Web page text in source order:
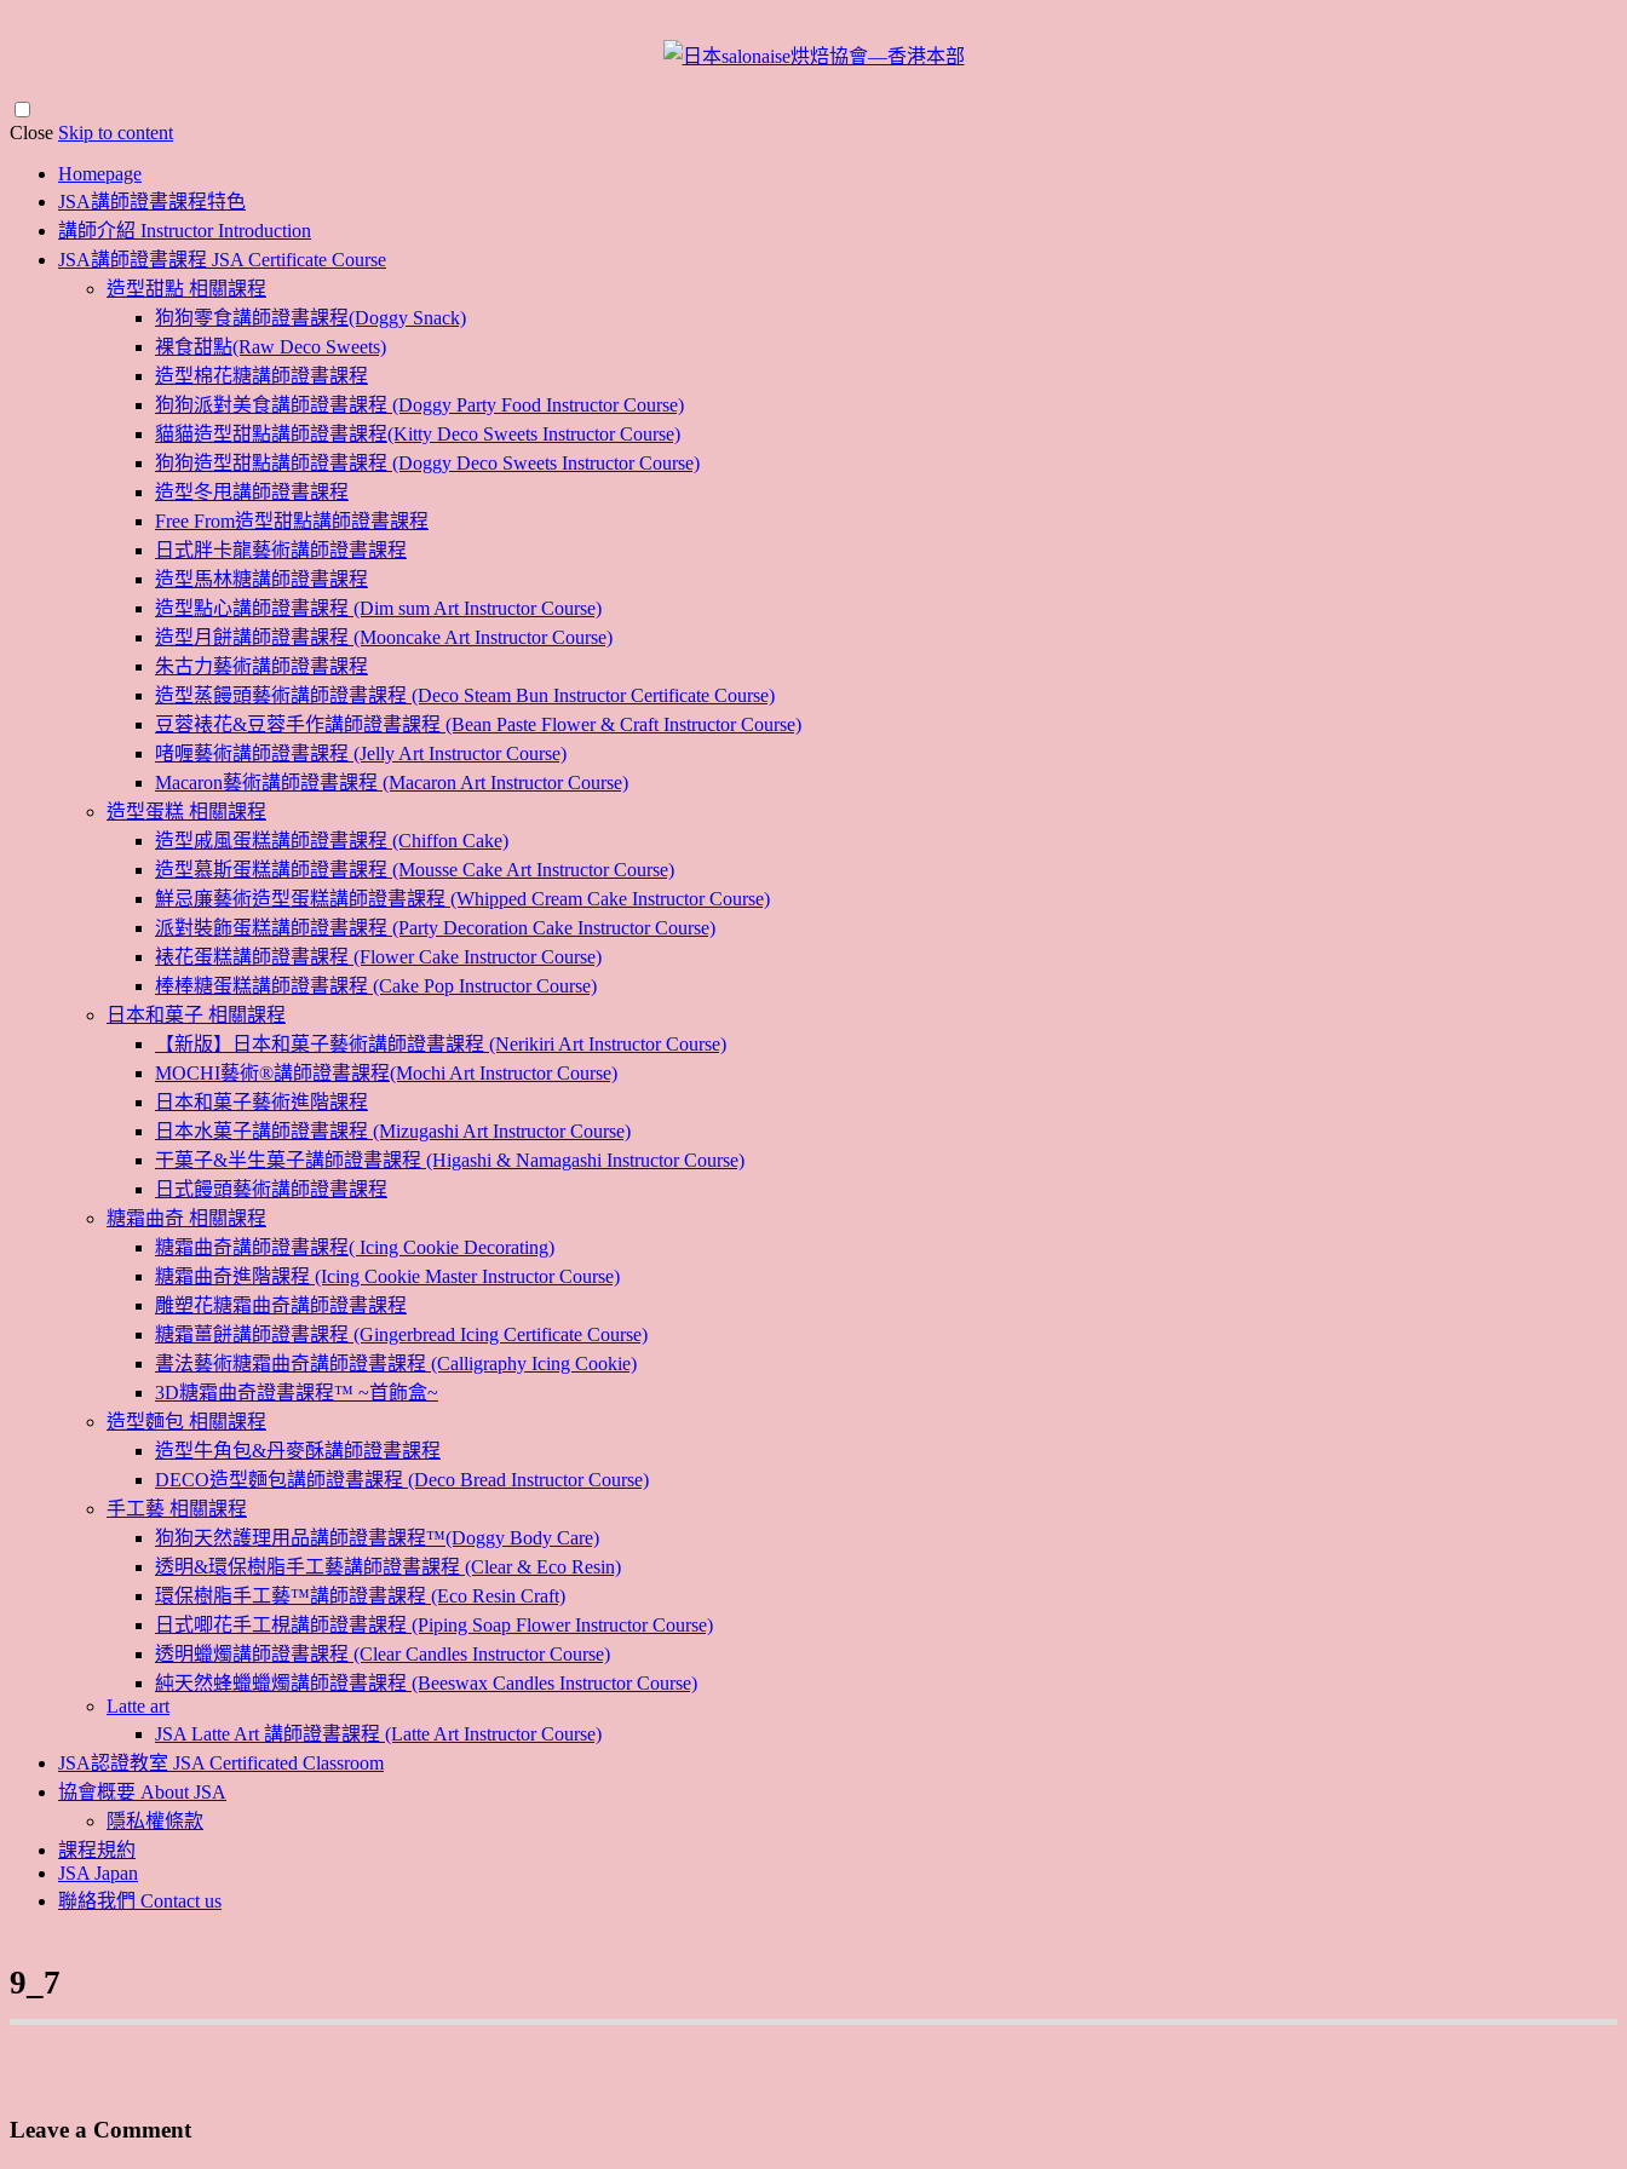
Close Skip to content
Homepage
JSA講師證書課程特色
講師介紹 Instructor Introduction
JSA講師證書課程 JSA Certificate Course
造型甜點 相關課程
狗狗零食講師證書課程(Doggy Snack)
裸食甜點(Raw Deco Sweets)
造型棉花糖講師證書課程
狗狗派對美食講師證書課程 (Doggy Party Food Instructor Course)
貓貓造型甜點講師證書課程(Kitty Deco Sweets Instructor Course)
狗狗造型甜點講師證書課程 (Doggy Deco Sweets Instructor Course)
造型冬甩講師證書課程
Free From造型甜點講師證書課程
日式胖卡龍藝術講師證書課程
造型馬林糖講師證書課程
造型點心講師證書課程 (Dim sum Art Instructor Course)
造型月餅講師證書課程 (Mooncake Art Instructor Course)
朱古力藝術講師證書課程
造型蒸饅頭藝術講師證書課程 (Deco Steam Bun Instructor Certificate Course)
豆蓉裱花&豆蓉手作講師證書課程 (Bean Paste Flower & Craft Instructor Course)
啫喱藝術講師證書課程 (Jelly Art Instructor Course)
Macaron藝術講師證書課程 (Macaron Art Instructor Course)
造型蛋糕 相關課程
造型戚風蛋糕講師證書課程 (Chiffon Cake)
造型慕斯蛋糕講師證書課程 (Mousse Cake Art Instructor Course)
鮮忌廉藝術造型蛋糕講師證書課程 (Whipped Cream Cake Instructor Course)
派對裝飾蛋糕講師證書課程 (Party Decoration Cake Instructor Course)
裱花蛋糕講師證書課程 (Flower Cake Instructor Course)
棒棒糖蛋糕講師證書課程 (Cake Pop Instructor Course)
日本和菓子 相關課程
【新版】日本和菓子藝術講師證書課程 (Nerikiri Art Instructor Course)
MOCHI藝術®講師證書課程(Mochi Art Instructor Course)
日本和菓子藝術進階課程
日本水菓子講師證書課程 (Mizugashi Art Instructor Course)
干菓子&半生菓子講師證書課程 (Higashi & Namagashi Instructor Course)
日式饅頭藝術講師證書課程
糖霜曲奇 相關課程
糖霜曲奇講師證書課程( Icing Cookie Decorating)
糖霜曲奇進階課程 (Icing Cookie Master Instructor Course)
雕塑花糖霜曲奇講師證書課程
糖霜薑餅講師證書課程 (Gingerbread Icing Certificate Course)
書法藝術糖霜曲奇講師證書課程 (Calligraphy Icing Cookie)
3D糖霜曲奇證書課程™ ~首飾盒~
造型麵包 相關課程
造型牛角包&丹麥酥講師證書課程
DECO造型麵包講師證書課程 (Deco Bread Instructor Course)
手工藝 相關課程
狗狗天然護理用品講師證書課程™(Doggy Body Care)
透明&環保樹脂手工藝講師證書課程 (Clear & Eco Resin)
環保樹脂手工藝™講師證書課程 (Eco Resin Craft)
日式唧花手工梘講師證書課程 (Piping Soap Flower Instructor Course)
透明蠟燭講師證書課程 (Clear Candles Instructor Course)
純天然蜂蠟蠟燭講師證書課程 (Beeswax Candles Instructor Course)
Latte art
JSA Latte Art 講師證書課程 (Latte Art Instructor Course)
JSA認證教室 JSA Certificated Classroom
協會概要 About JSA
隱私權條款
課程規約
JSA Japan
聯絡我們 Contact us
9_7
Leave a Comment